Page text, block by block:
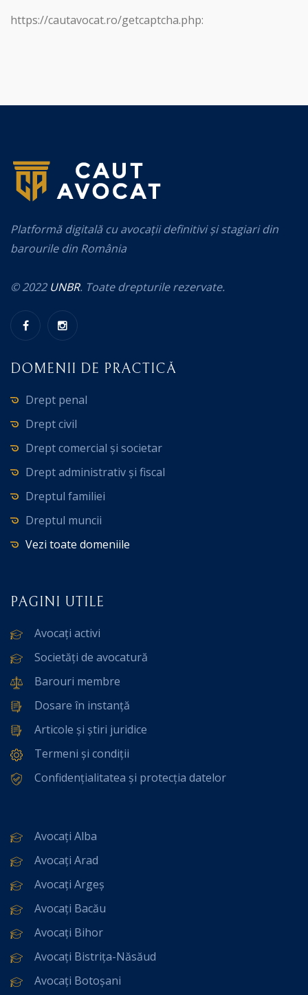
https://cautavocat.ro/getcaptcha.php:
Platformă digitală cu avocații definitivi și stagiari din
barourile din România
© 2022 UNBR. Toate drepturile rezervate.
DOMENII DE PRACTICĂ
Drept penal
Drept civil
Drept comercial și societar
Drept administrativ și fiscal
Dreptul familiei
Dreptul muncii
Vezi toate domeniile
PAGINI UTILE
Avocați activi
Societăți de avocatură
Barouri membre
Dosare în instanță
Articole și știri juridice
Termeni și condiții
Confidențialitatea și protecția datelor
Avocați Alba
Avocați Arad
Avocați Argeș
Avocați Bacău
Avocați Bihor
Avocați Bistrița-Năsăud
Avocați Botoșani